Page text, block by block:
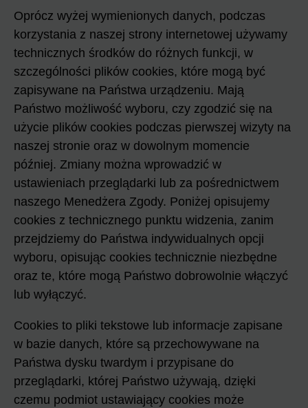
Oprócz wyżej wymienionych danych, podczas
korzystania z naszej strony internetowej używamy
technicznych środków do różnych funkcji, w
szczególności plików cookies, które mogą być
zapisywane na Państwa urządzeniu. Mają
Państwo możliwość wyboru, czy zgodzić się na
użycie plików cookies podczas pierwszej wizyty na
naszej stronie oraz w dowolnym momencie
później. Zmiany można wprowadzić w
ustawieniach przeglądarki lub za pośrednictwem
naszego Menedżera Zgody. Poniżej opisujemy
cookies z technicznego punktu widzenia, zanim
przejdziemy do Państwa indywidualnych opcji
wyboru, opisując cookies technicznie niezbędne
oraz te, które mogą Państwo dobrowolnie włączyć
lub wyłączyć.
Cookies to pliki tekstowe lub informacje zapisane
w bazie danych, które są przechowywane na
Państwa dysku twardym i przypisane do
przeglądarki, której Państwo używają, dzięki
czemu podmiot ustawiający cookies może